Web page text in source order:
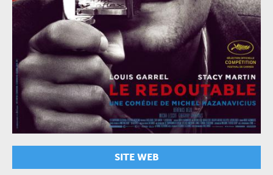
SITE WEB